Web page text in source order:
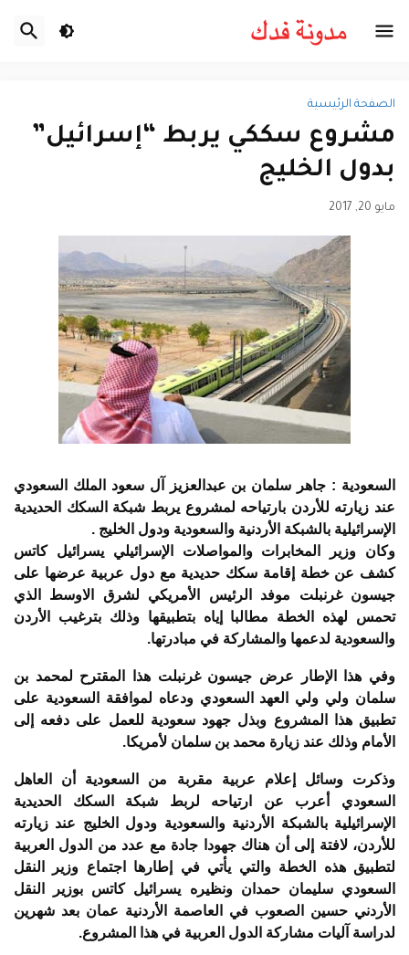
الصفحة الرئيسية
مشروع سككي يربط “إسرائيل”
بدول الخليج
مايو 20, 2017
السعودية : جاهر سلمان بن عبدالعزيز آل سعود الملك السعودي
عند زيارته للأردن بارتياحه لمشروع يربط شبكة السكك الحديدية
الإسرائيلية بالشبكة الأردنية والسعودية ودول الخليج .
وكان وزير المخابرات والمواصلات الإسرائيلي يسرائيل كاتس
كشف عن خطة إقامة سكك حديدية مع دول عربية عرضها على
جيسون غرنبلت موفد الرئيس الأمريكي لشرق الاوسط الذي
تحمس لهذه الخطة مطالبا إياه بتطبيقها وذلك بترغيب الأردن
والسعودية لدعمها والمشاركة في مبادرتها.
وفي هذا الإطار عرض جيسون غرنبلت هذا المقترح لمحمد بن
سلمان ولي ولي العهد السعودي ودعاه لموافقة السعودية على
تطبيق هذا المشروع وبذل جهود سعودية للعمل على دفعه إلى
الأمام وذلك عند زيارة محمد بن سلمان لأمريكا.
وذكرت وسائل إعلام عربية مقربة من السعودية أن العاهل
السعودي أعرب عن ارتياحه لربط شبكة السكك الحديدية
الإسرائيلية بالشبكة الأردنية والسعودية ودول الخليج عند زيارته
للأردن، لافتة إلى أن هناك جهودا جادة مع عدد من الدول العربية
لتطبيق هذه الخطة والتي يأتي في إطارها اجتماع وزير النقل
السعودي سليمان حمدان ونظيره يسرائيل كاتس بوزير النقل
الأردني حسين الصعوب في العاصمة الأردنية عمان بعد شهرين
لدراسة آليات مشاركة الدول العربية في هذا المشروع.